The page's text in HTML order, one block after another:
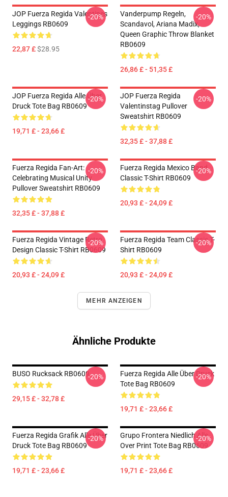
JOP Fuerza Regida Valentines
Leggings RB0609
22,87 £$28.95
-20%
Vanderpump Regeln,
Scandavol, Ariana Madix,
Queen Graphic Throw Blanket
RB0609
26,86 £ - 51,35 £
-20%
JOP Fuerza Regida Alle Über
Druck Tote Bag RB0609
19,71 £ - 23,66 £
-20%
JOP Fuerza Regida
Valentinstag Pullover
Sweatshirt RB0609
32,35 £ - 37,88 £
-20%
Fuerza Regida Fan-Art:
Celebrating Musical Unity
Pullover Sweatshirt RB0609
32,35 £ - 37,88 £
-20%
Fuerza Regida Mexico Band
Classic T-Shirt RB0609
20,93 £ - 24,09 £
-20%
Fuerza Regida Vintage Retro
Design Classic T-Shirt RB0609
20,93 £ - 24,09 £
-20%
Fuerza Regida Team Classic T-
Shirt RB0609
20,93 £ - 24,09 £
-20%
MEHR ANZEIGEN
Ähnliche Produkte
BUSO Rucksack RB0609
29,15 £ - 32,78 £
-20%
Fuerza Regida Alle Über Druck
Tote Bag RB0609
19,71 £ - 23,66 £
-20%
Fuerza Regida Grafik Alle Über
Druck Tote Bag RB0609
19,71 £ - 23,66 £
-20%
Grupo Frontera Niedlich Alle
Over Print Tote Bag RB0609
19,71 £ - 23,66 £
-20%